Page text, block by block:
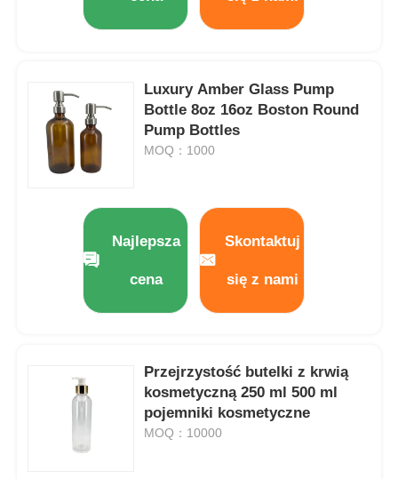
butelka z kremem kosmetycznym
Butelka kosmetyczna na rolkach
Plastikowa czapka
Wyroby kosmetyczne
Pompy z prawej i lewej strony
Luxury Amber Glass Pump
Bottle 8oz 16oz Boston Round
Pump Bottles
MOQ：1000
Najlepsza
cena
Skontaktuj
się z nami
Przejrzystość butelki z krwią
kosmetyczną 250 ml 500 ml
pojemniki kosmetyczne
MOQ：10000